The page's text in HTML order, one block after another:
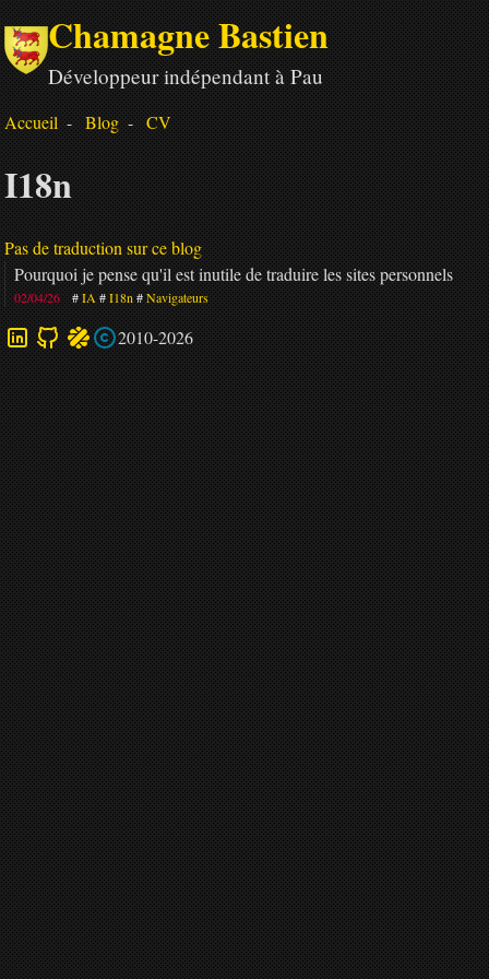
Chamagne Bastien
Développeur indépendant à Pau
Accueil Blog CV
I18n
Pas de traduction sur ce blog
Pourquoi je pense qu'il est inutile de traduire les sites personnels
02/04/26 IA I18n Navigateurs
2010-2026